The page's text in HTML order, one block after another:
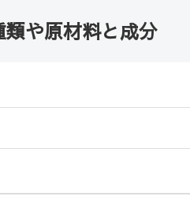
や原材料と成分